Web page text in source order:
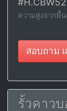
ความสูงจากพื้
สอบถาม
รั้วคาว